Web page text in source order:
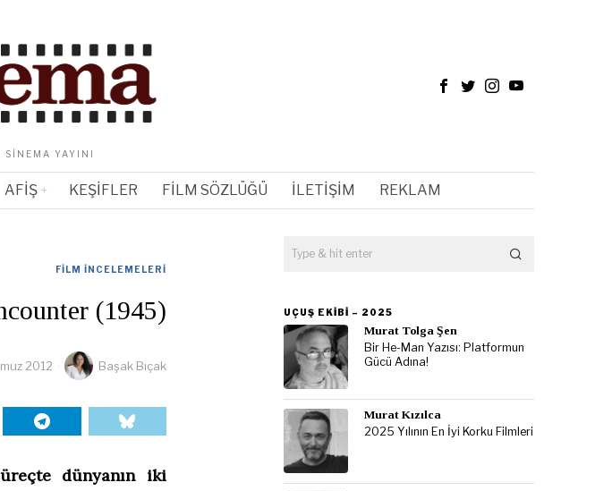
YAYINI
AFIŞ KEŞIFLER FILM SÖZLÜĞÜ İLETIŞIM REKLAM
FILM İNCELEMELERI
(1945)
2012 Başak Bıçak
dünyanın iki
UÇUŞ EKIBI – 2025
Murat Tolga Şen
Bir He-Man Yazısı: Platformun
Gücü Adına!
Murat Kızılca
2025 Yılının En İyi Korku Filmleri